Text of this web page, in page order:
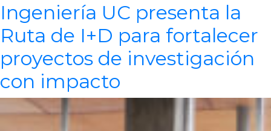
Ingeniería UC presenta la
Ruta de I+D para fortalecer
proyectos de investigación
con impacto